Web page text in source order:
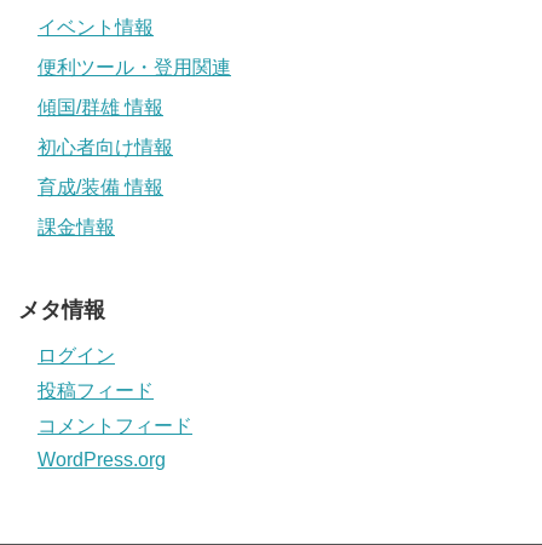
イベント情報
便利ツール・登用関連
傾国/群雄 情報
初心者向け情報
育成/装備 情報
課金情報
メタ情報
ログイン
投稿フィード
コメントフィード
WordPress.org